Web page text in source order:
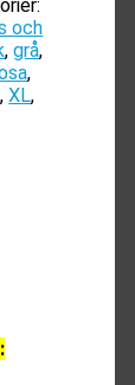
och
,grå,
,
,XL,